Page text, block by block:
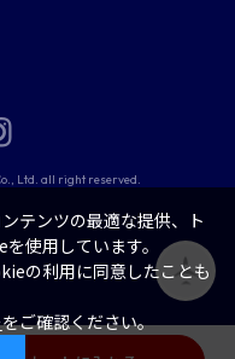
Ltd. all right reserved.
テンツの最適な提供、ト
使用しています。
の利用に同意したことも
をご確認ください。